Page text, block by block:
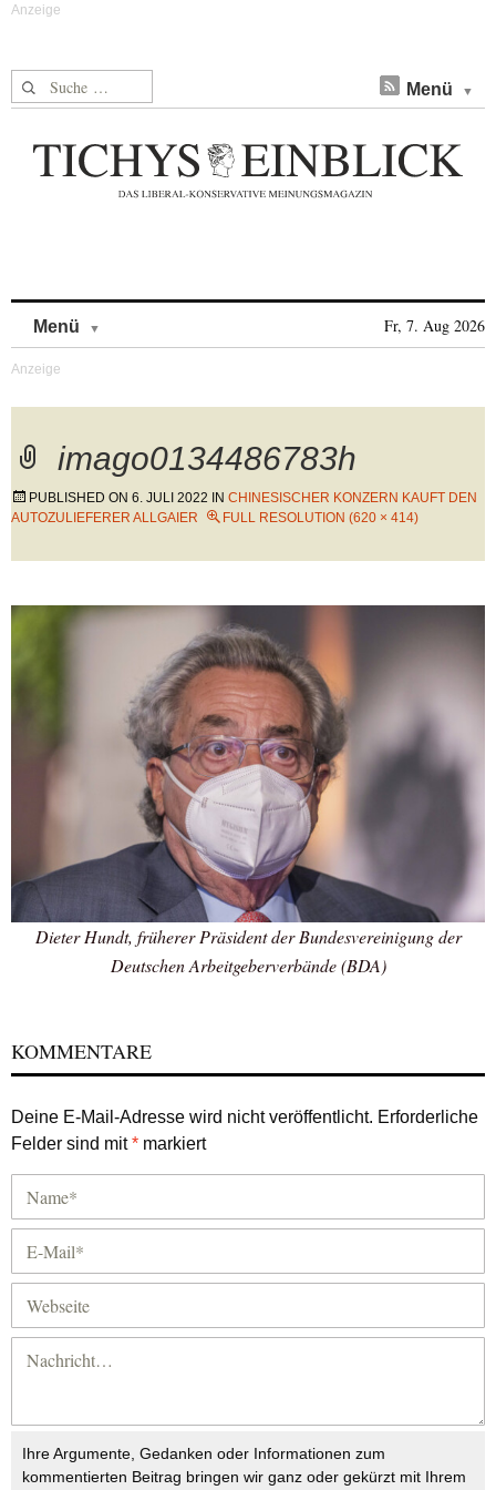
Suche nach: Menü
Menü Fr, 7. Aug 2026
imago0134486783h
PUBLISHED ON 6. JULI 2022 IN CHINESISCHER KONZERN KAUFT DEN
AUTOZULIEFERER ALLGAIER
FULL RESOLUTION (620 × 414)
Dieter Hundt, früherer Präsident der Bundesvereinigung der
Deutschen Arbeitgeberverbände (BDA)
KOMMENTARE
Deine E-Mail-Adresse wird nicht veröffentlicht. Erforderliche
Felder sind mit* markiert
Ihre Argumente, Gedanken oder Informationen zum
kommentierten Beitrag bringen wir ganz oder gekürzt mit Ihrem